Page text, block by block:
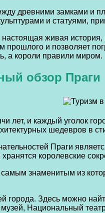
древними замками и
и статуями,
живая
прошлого и позволяет
а короли правили миром.
обзор Праги
лет, и каждый уголок
шедевров в
Праги
королевские
знаменитым из
города. Здесь можно
музей, Национальный